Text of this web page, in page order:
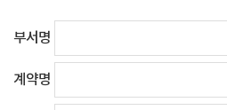
부서명
계약명